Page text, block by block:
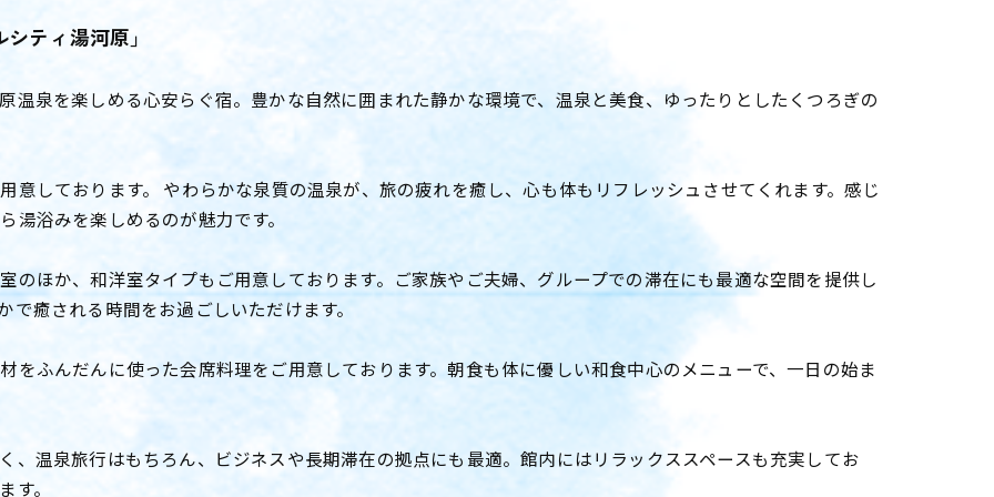
ティ湯河原」
温泉を楽しめる心安らぐ宿。豊かな自然に囲まれた静かな環境で、温泉と美食、ゆったりとしたくつろぎの
意しております。 やわらかな泉質の温泉が、旅の疲れを癒し、心も体もリフレッシュさせてくれます。感じ
浴みを楽しめるのが魅力です。
のほか、和洋室タイプもご用意しております。ご家族やご夫婦、グループでの滞在にも最適な空間を提供し
で癒される時間をお過ごしいただけます。
をふんだんに使った会席料理をご用意しております。朝食も体に優しい和食中心のメニューで、一日の始ま
、温泉旅行はもちろん、ビジネスや長期滞在の拠点にも最適。館内にはリラックススペースも充実してお
す。